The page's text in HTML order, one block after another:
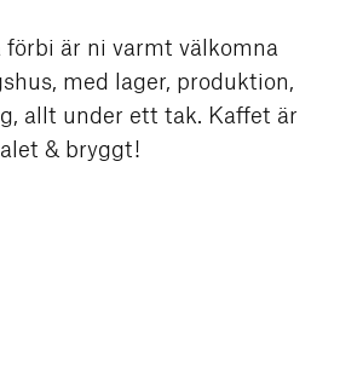
förbi är ni varmt välkomna
med lager, produktion,
allt under ett tak. Kaffet är
& bryggt!